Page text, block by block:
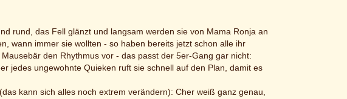
rund, das Fell glänzt und langsam werden sie von Mama Ronja an
wann immer sie wollten - so haben bereits jetzt schon alle ihr
den Rhythmus vor - das passt der 5er-Gang gar nicht:
jedes ungewohnte Quieken ruft sie schnell auf den Plan, damit es
kann sich alles noch extrem verändern): Cher weiß ganz genau,